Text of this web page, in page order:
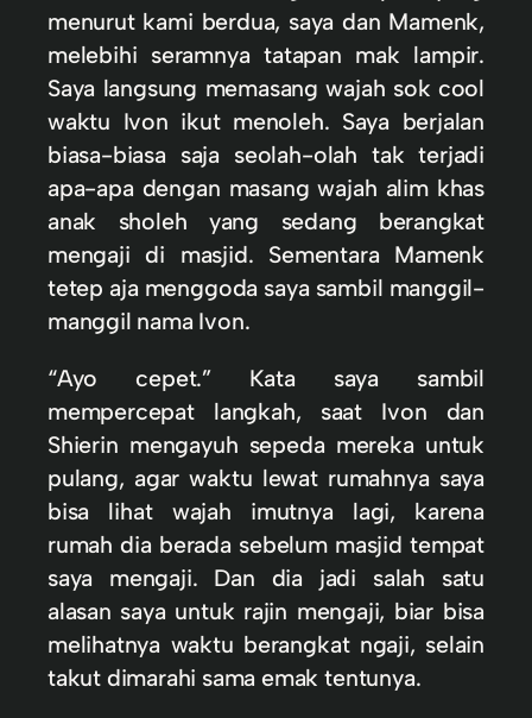
menurut kami berdua, saya dan Mamenk,
melebihi seramnya tatapan mak lampir.
Saya langsung memasang wajah sok cool
waktu Ivon ikut menoleh. Saya berjalan
biasa-biasa saja seolah-olah tak terjadi
apa-apa dengan masang wajah alim khas
anak sholeh yang sedang berangkat
mengaji di masjid. Sementara Mamenk
tetep aja menggoda saya sambil manggil-
manggil nama Ivon.
“Ayo cepet.” Kata saya sambil
mempercepat langkah, saat Ivon dan
Shierin mengayuh sepeda mereka untuk
pulang, agar waktu lewat rumahnya saya
bisa lihat wajah imutnya lagi, karena
rumah dia berada sebelum masjid tempat
saya mengaji. Dan dia jadi salah satu
alasan saya untuk rajin mengaji, biar bisa
melihatnya waktu berangkat ngaji, selain
takut dimarahi sama emak tentunya.